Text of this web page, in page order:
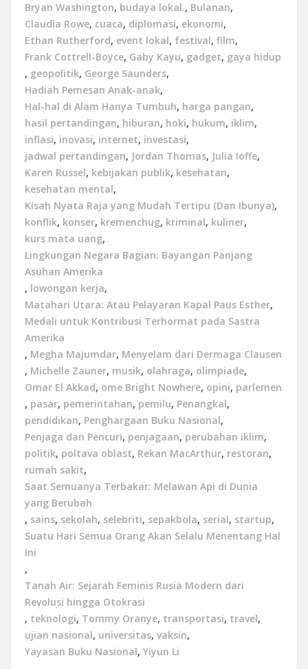
Bryan Washington, budaya lokal., Bulanan,
Claudia Rowe, cuaca, diplomasi, ekonomi,
Ethan Rutherford, event lokal, festival, film,
Frank Cottrell-Boyce, Gaby Kayu, gadget, gaya hidup
, geopolitik, George Saunders,
Hadiah Pemesan Anak-anak,
Hal-hal di Alam Hanya Tumbuh, harga pangan,
hasil pertandingan, hiburan, hoki, hukum, iklim,
inflasi, inovasi, internet, investasi,
jadwal pertandingan, Jordan Thomas, Julia Ioffe,
Karen Russel, kebijakan publik, kesehatan,
kesehatan mental,
Kisah Nyata Raja yang Mudah Tertipu (Dan Ibunya),
konflik, konser, kremenchug, kriminal, kuliner,
kurs mata uang,
Lingkungan Negara Bagian: Bayangan Panjang
Asuhan Amerika
, lowongan kerja,
Matahari Utara: Atau Pelayaran Kapal Paus Esther,
Medali untuk Kontribusi Terhormat pada Sastra
Amerika
, Megha Majumdar, Menyelam dari Dermaga Clausen
, Michelle Zauner, musik, olahraga, olimpiade,
Omar El Akkad, ome Bright Nowhere, opini, parlemen
, pasar, pemerintahan, pemilu, Penangkal,
pendidikan, Penghargaan Buku Nasional,
Penjaga dan Pencuri, penjagaan, perubahan iklim,
politik, poltava oblast, Rekan MacArthur, restoran,
rumah sakit,
Saat Semuanya Terbakar: Melawan Api di Dunia
yang Berubah
, sains, sekolah, selebriti, sepakbola, serial, startup,
Suatu Hari Semua Orang Akan Selalu Menentang Hal
Ini
,
Tanah Air: Sejarah Feminis Rusia Modern dari
Revolusi hingga Otokrasi
, teknologi, Tommy Oranye, transportasi, travel,
ujian nasional, universitas, vaksin,
Yayasan Buku Nasional, Yiyun Li